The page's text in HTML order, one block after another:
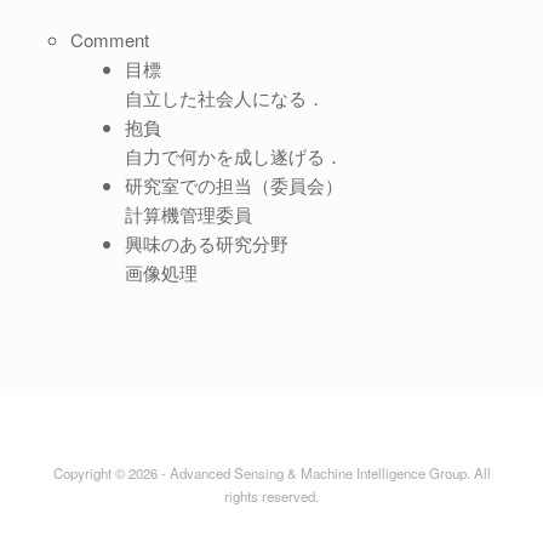
Comment
目標
自立した社会人になる．
抱負
自力で何かを成し遂げる．
研究室での担当（委員会）
計算機管理委員
興味のある研究分野
画像処理
Copyright © 2026 - Advanced Sensing & Machine Intelligence Group. All
rights reserved.